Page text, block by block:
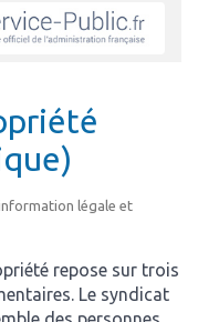
légale et
repose sur trois
Le syndicat